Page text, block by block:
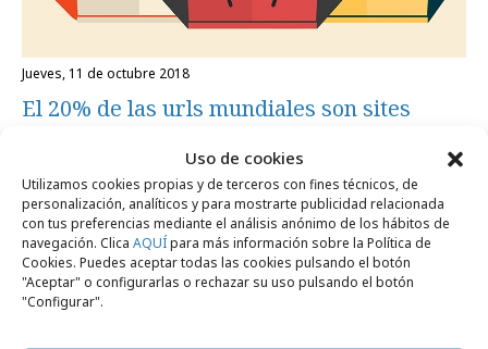
Uso de cookies
Utilizamos cookies propias y de terceros con fines técnicos, de
personalización, analíticos y para mostrarte publicidad relacionada
con tus preferencias mediante el análisis anónimo de los hábitos de
navegación. Clica AQUÍpara más información sobre la Política de
Cookies. Puedes aceptar todas las cookies pulsando el botón
"Aceptar" o configurarlas o rechazar su uso pulsando el botón
"Configurar".
jueves, 11 de octubre 2018
El 20% de las urls mundiales son sites
Festivales y premios